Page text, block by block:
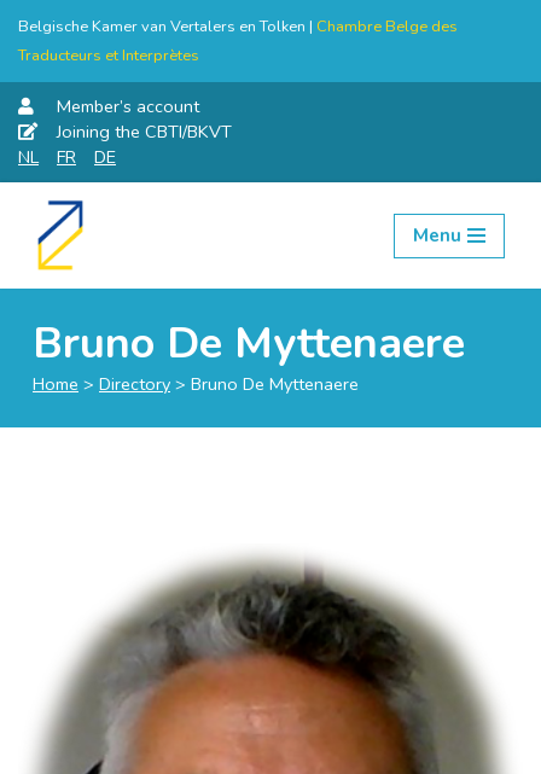
Belgische Kamer van Vertalers en Tolken | Chambre Belge des
Traducteurs et Interprètes
Member’s account
Joining the CBTI/BKVT
NL
FR DE
Skip
Menu
Bruno De Myttenaere
Home > Directory > Bruno De Myttenaere